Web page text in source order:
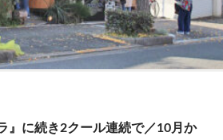
』に続き2クール連続で／10月か